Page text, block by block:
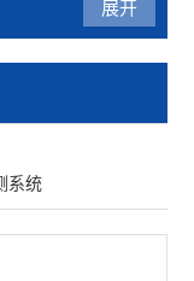
展开
系统